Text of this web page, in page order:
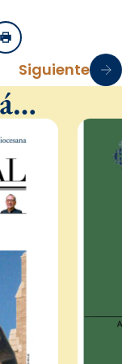
Imprimir
Siguiente